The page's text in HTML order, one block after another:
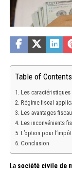
Table of Contents
Les caractéristiques
Régime fiscal
Les avantages
Les inconvénients
L’option pour
Conclusion
La société civile de